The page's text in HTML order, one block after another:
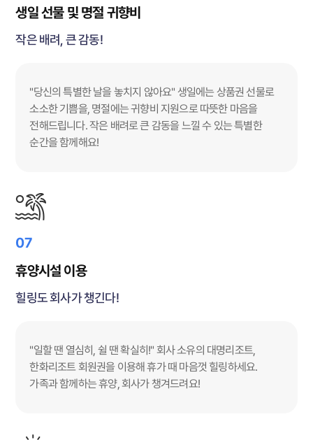
생일 선물 및 명절 귀향비
작은 배려, 큰 감동!
"당신의 특별한 날을 놓치지 않아요" 생일에는 상품권 선물로
소소한 기쁨을, 명절에는 귀향비 지원으로 따뜻한 마음을
전해드립니다. 작은 배려로 큰 감동을 느낄 수 있는 특별한
순간을 함께해요!
07
휴양시설 이용
힐링도 회사가 챙긴다!
"일할 땐 열심히, 쉴 땐 확실히!" 회사 소유의 대명리조트,
한화리조트 회원권을 이용해 휴가 때 마음껏 힐링하세요.
가족과 함께하는 휴양, 회사가 챙겨드려요!